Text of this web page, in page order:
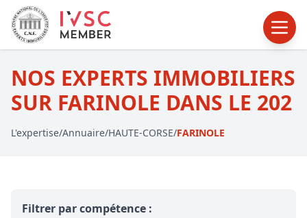
NOS EXPERTS IMMOBILIERS
SUR FARINOLE DANS LE 202
L'expertise/Annuaire/HAUTE-CORSE/FARINOLE
Filtrer par compétence :